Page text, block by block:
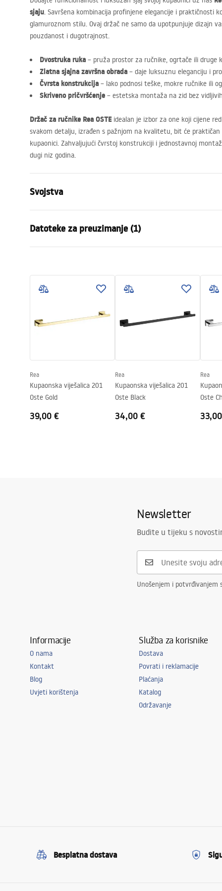
sjaju. Savršena kombinacija profinjene elegancije i praktičnosti
glamuroznom stilu. Ovaj držač ne samo da upotpunjuje dizajn
pouzdanost i dugotrajnost.
Dvostruka ruka – pruža prostor za ručnike, ogrtače ili druge
Zlatna sjajna završna obrada – daje luksuznu eleganciju i
Čvrsta konstrukcija – lako podnosi teške, mokre ručnike ili
Skriveno pričvršćenje – estetska montaža na zid bez
Držač za ručnike Rea OSTEidealan je izbor za one koji cijene
svakom detalju, izrađen s pažnjom na kvalitetu, bit će
kupaonici. Zahvaljujući čvrstoj konstrukciji i jednostavnoj
dugi niz godina.
Svojstva
Materijal
Način montaže
Na vijke
Oste
Jamstvo
24 mjeseca
Datoteke za preuzimanje (1)
Warranty_Terms_and_Conditions_Accessories_-_24.pdf
Rea
Kupaonska viješalica 201
Oste Gold
39,00 €
Rea
Kupaonska viješalica 201
Oste Black
34,00 €
Rea
Oste
Newsletter
Budite u tijeku s
Unošenjem i
Informacije
O nama
Kontakt
Blog
Uvjeti korištenja
Služba za korisnike
Dostava
Povrati i reklamacije
Plaćanja
Katalog
Održavanje
Besplatna dostava